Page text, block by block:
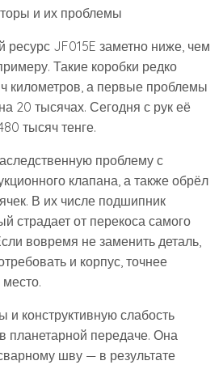
ресурс JF015E заметно ниже, чем
Такие коробки редко
километров, а первые проблемы
20 тысячах. Сегодня с рук её
тысяч тенге.
проблему с
клапана, а также обрёл
В их числе подшипник
страдает от перекоса самого
вовремя не заменить деталь,
и корпус, точнее
конструктивную слабость
планетарной передаче. Она
шву — в результате